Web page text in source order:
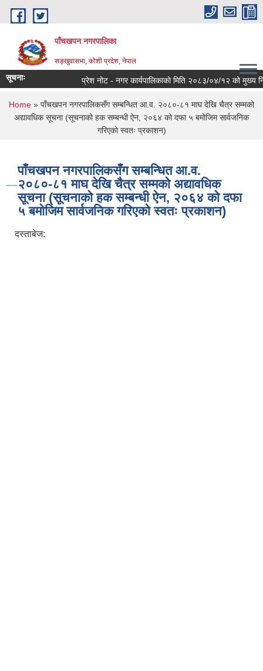
Skip to main content
पाँचखपन नगरपालिका
सङ्खु‍वासभा, कोशी प्रदेश, नेपाल
सूचनाः प्रेश नोट - नगर कार्यपालिकाको मिति २०८३/०४/१२ को मुख्य
You are here
Home » पाँचखपन नगरपालिकसँग सम्बन्धित आ.व. २०८०-८१ माघ देखि चैत्र सम्मको
अद्यावधिक सूचना (सूचनाको हक सम्बन्धी ऐन, २०६४ को दफा ५ बमोजिम सार्वजनिक
गरिएको स्वतः प्रकाशन)
पाँचखपन नगरपालिकसँग सम्बन्धित आ.व.
२०८०-८१ माघ देखि चैत्र सम्मको अद्यावधिक
सूचना (सूचनाको हक सम्बन्धी ऐन, २०६४ को दफा
५ बमोजिम सार्वजनिक गरिएको स्वतः प्रकाशन)
दस्ताबेज: